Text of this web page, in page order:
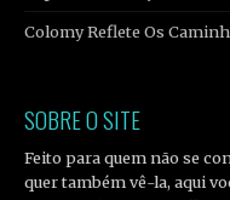
Colomy Reflete Os
SOBRE O SITE
Feito para quem não se
quer também vê-la, aqui